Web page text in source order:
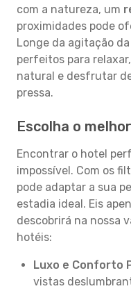
com a natureza, um
proximidades pode
Longe da agitação
perfeitos para
natural e desfrutar
pressa.
Escolha o
Encontrar o hotel
impossível. Com os
pode adaptar a sua
estadia ideal. Eis
descobrirá na nossa
hotéis:
Luxo e Conforto
vistas